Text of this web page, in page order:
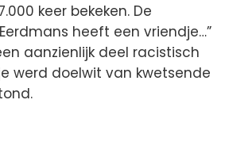
keer bekeken. De
heeft een vriendje…”
aanzienlijk deel racistisch
werd doelwit van kwetsende